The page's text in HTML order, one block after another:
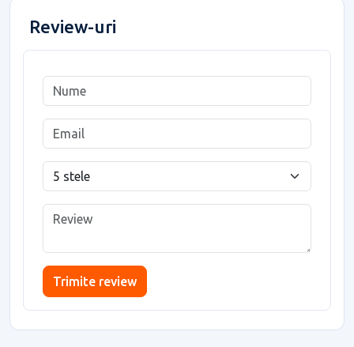
Review-uri
Trimite review